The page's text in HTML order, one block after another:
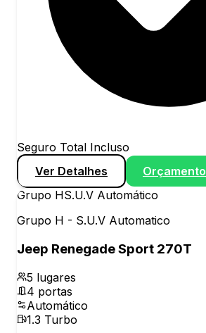
Seguro Total Incluso
Ver Detalhes
Orçamento
Grupo HS.U.V Automático
Grupo H - S.U.V Automatico
Jeep Renegade Sport 270T
5 lugares
4 portas
Automático
1.3 Turbo